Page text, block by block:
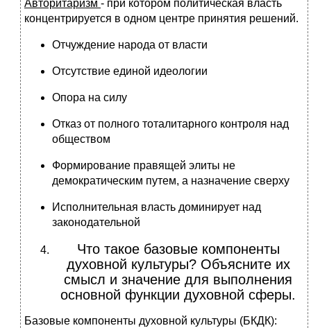
Авторитаризм - при котором политическая власть
концентрируется в одном центре принятия решений.
Отчуждение народа от власти
Отсутствие единой идеологии
Опора на силу
Отказ от полного тоталитарного контроля над
обществом
Формирование правящей элиты не
демократическим путем, а назначение сверху
Исполнительная власть доминирует над
законодательной
Что такое базовые компоненты
духовной культуры? Объясните их
смысл и значение для выполнения
основной функции духовной сферы.
Базовые компоненты духовной культуры (БКДК):